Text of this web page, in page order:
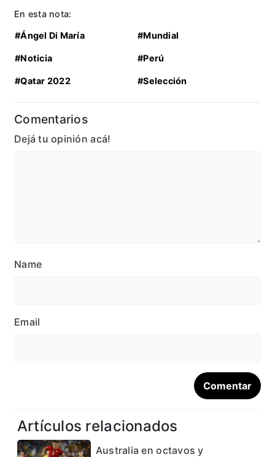
En esta nota:
#Ángel Di María #Mundial
#Noticia #Perú
#Qatar 2022 #Selección
Comentarios
Dejá tu opinión acá!
Name
Email
Artículos relacionados
Australia en octavos y